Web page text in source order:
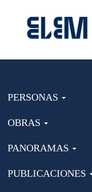
PERSONAS
OBRAS
PANORAMAS
PUBLICACIONES